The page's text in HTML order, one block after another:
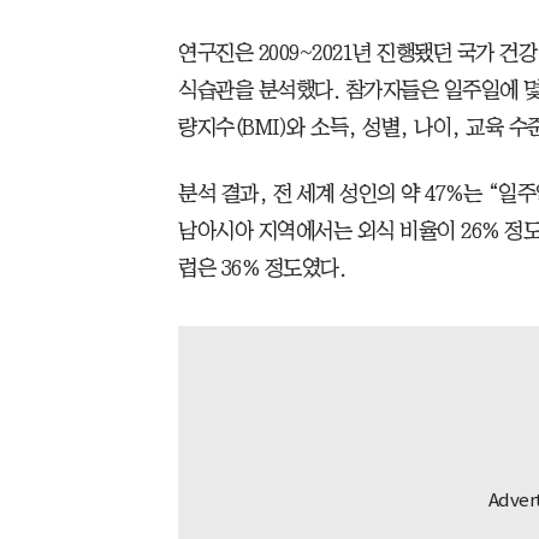
연구진은 2009~2021년 진행됐던 국가 건
식습관을 분석했다. 참가자들은 일주일에
량지수(BMI)와 소득, 성별, 나이, 교육 수
분석 결과, 전 세계 성인의 약 47%는 “일
남아시아 지역에서는 외식 비율이 26% 정
럽은 36% 정도였다.